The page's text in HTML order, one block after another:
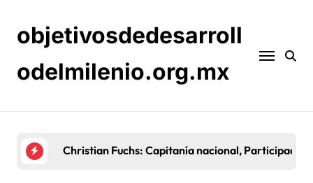
contentobjetivosdedesarroll
odelmilenio.org.mx
Sebastian Prödl: Carrera temprana, Éxitos en